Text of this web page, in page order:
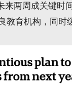
两周成关键时
教育机构，同时